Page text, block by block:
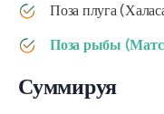
Поза плуга
Поза рыбы
Суммируя